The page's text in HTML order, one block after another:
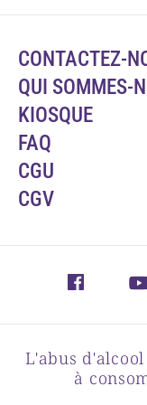
CONTACTEZ-
QUI SOMMES-
KIOSQUE
FAQ
CGU
CGV
L'abus
à